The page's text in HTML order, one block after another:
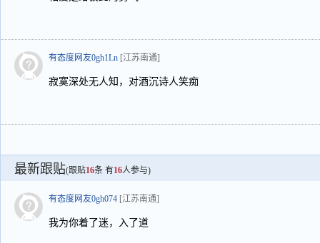
有态度网友0gh1Ln [江苏南通]
寂寞深处无人知，对酒沉诗人笑痴
最新跟贴(跟贴16条 有16人参与)
有态度网友0gh074 [江苏南通]
我为你着了迷，入了道